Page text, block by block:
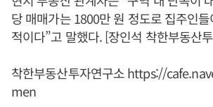
당 매매가는 1800만 원 정도로 집주인
적이다”고 말했다. [장인석 착한부동산
착한부동산투자연구소https://
men